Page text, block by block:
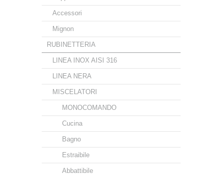
Accessori
Mignon
RUBINETTERIA
LINEA INOX AISI 316
LINEA NERA
MISCELATORI
MONOCOMANDO
Cucina
Bagno
Estraibile
Abbattibile